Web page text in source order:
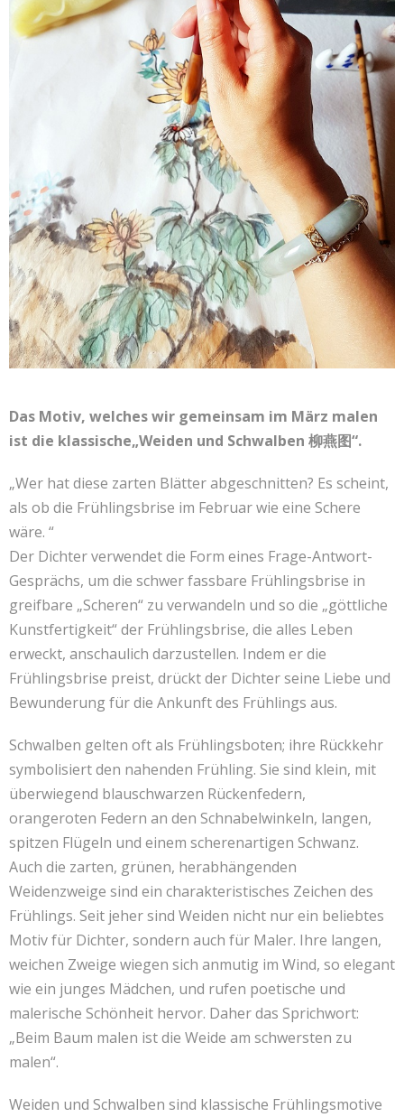
Das Motiv, welches wir gemeinsam im März malen
ist die klassische„Weiden und Schwalben 柳燕图“.
„Wer hat diese zarten Blätter abgeschnitten? Es scheint,
als ob die Frühlingsbrise im Februar wie eine Schere
wäre. “
Der Dichter verwendet die Form eines Frage-Antwort-
Gesprächs, um die schwer fassbare Frühlingsbrise in
greifbare „Scheren“ zu verwandeln und so die „göttliche
Kunstfertigkeit“ der Frühlingsbrise, die alles Leben
erweckt, anschaulich darzustellen. Indem er die
Frühlingsbrise preist, drückt der Dichter seine Liebe und
Bewunderung für die Ankunft des Frühlings aus.
Schwalben gelten oft als Frühlingsboten; ihre Rückkehr
symbolisiert den nahenden Frühling. Sie sind klein, mit
überwiegend blauschwarzen Rückenfedern,
orangeroten Federn an den Schnabelwinkeln, langen,
spitzen Flügeln und einem scherenartigen Schwanz.
Auch die zarten, grünen, herabhängenden
Weidenzweige sind ein charakteristisches Zeichen des
Frühlings. Seit jeher sind Weiden nicht nur ein beliebtes
Motiv für Dichter, sondern auch für Maler. Ihre langen,
weichen Zweige wiegen sich anmutig im Wind, so elegant
wie ein junges Mädchen, und rufen poetische und
malerische Schönheit hervor. Daher das Sprichwort:
„Beim Baum malen ist die Weide am schwersten zu
malen“.
Weiden und Schwalben sind klassische Frühlingsmotive